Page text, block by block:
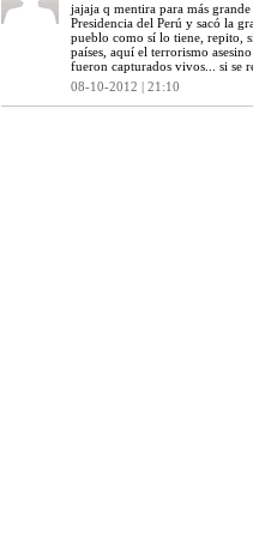
jajaja q mentira para más
Presidencia del Perú y sacó la
pueblo como sí lo tiene, repito,
países, aquí el terrorismo
fueron capturados vivos... si se
08-10-2012 | 21:10